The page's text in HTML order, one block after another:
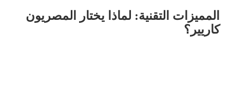
المميزات التقنية: لماذا يختار المصريون
كاريير؟